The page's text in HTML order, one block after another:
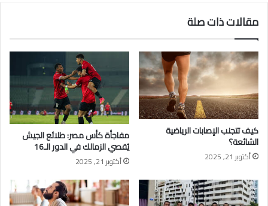
مقالات ذات صلة
كيف تتجنب الإصابات الرياضية
الشائعة؟
أكتوبر 21, 2025
مفاجأة كأس مصر: طلائع الجيش
يُقصي الزمالك في الدور الـ16
أكتوبر 21, 2025